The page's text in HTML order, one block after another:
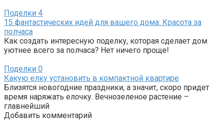
Поделки 4
15 фантастических идей для вашего дома: Красота за
полчаса
Как создать интересную поделку, которая сделает дом
уютнее всего за полчаса? Нет ничего проще!
Поделки 0
Какую елку установить в компактной квартире
Близятся новогодние праздники, а значит, скоро придет
время наряжать елочку. Вечнозеленое растение –
главнейший
Добавить комментарий